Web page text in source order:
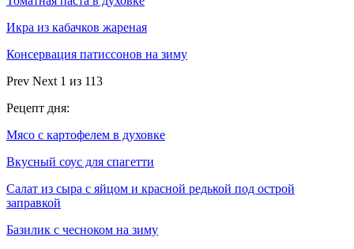
Икра из кабачков жареная
Консервация патиссонов на зиму
Prev Next 1 из 113
Рецепт дня:
Мясо с картофелем в духовке
Вкусный соус для спагетти
Салат из сыра с яйцом и красной редькой под острой
заправкой
Базилик с чесноком на зиму